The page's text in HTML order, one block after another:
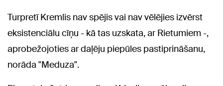
Turpretī Kremlis nav spējis vai nav vēlējies izvērst
eksistenciālu cīņu - kā tas uzskata, ar Rietumiem -,
aprobežojoties ar daļēju piepūles pastiprināšanu,
norāda "Meduza".